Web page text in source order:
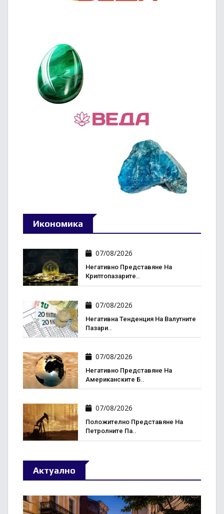
Икономика
07/08/2026
Негативно Представяне На
Криптопазарите..
07/08/2026
Негативна Тенденция На Валутните
Пазари..
07/08/2026
Негативно Представяне На
Американските Б..
07/08/2026
Положително Представяне На
Петролните Па..
Актуално